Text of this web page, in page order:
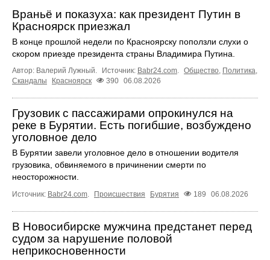
Враньё и показуха: как президент Путин в
Красноярск приезжал
В конце прошлой недели по Красноярску поползли слухи о
скором приезде президента страны Владимира Путина.
Автор: Валерий Лужный. Источник: Babr24.com Общество Политика
Скандалы
Красноярск 390 06.08.2026
Грузовик с пассажирами опрокинулся на
реке в Бурятии. Есть погибшие, возбуждено
уголовное дело
В Бурятии завели уголовное дело в отношении водителя
грузовика, обвиняемого в причинении смерти по
неосторожности.
Источник: Babr24.com. Происшествия Бурятия 189 06.08.2026
В Новосибирске мужчина предстанет перед
судом за нарушение половой
неприкосновенности